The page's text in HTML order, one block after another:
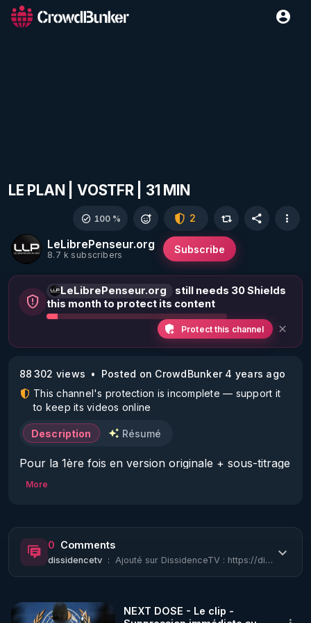
LE PLAN | VOSTFR | 31 MIN
LeLibrePenseur.org
8.7 k subscribers Subscribe
100 % 2
LeLibrePenseur.org
still needs 30 Shields
this month to protect its content
Protect this channel
88 302 views
Posted on CrowdBunker 4 years ago
This channel's protection is incomplete — support it
to keep its videos online
Description Résumé
Pour la 1ère fois en version originale + sous-titrage
🇫🇷 pour LLP
mondiale de la santé a un programme officiel pour
dix ans de pandémies en cours, de 2020 à 2030. Ils
peuvent déclarer une pandémie quand ils le
souhaitent. Pendant les pandémies, l'OMS devient
constitutions et les lois de toutes les nations du
More
0 Comments
dissidencetv : Ajouté sur DissidenceTV : https://dissidencetv.fr/18/06/2022/sante/covid-19/le-p...
NEXT DOSE - Le clip -